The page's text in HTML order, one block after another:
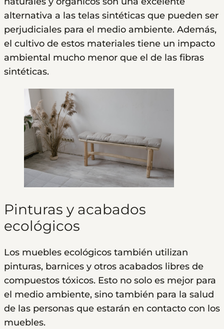
alternativa a las telas sintéticas que pueden ser
perjudiciales para el medio ambiente. Además,
el cultivo de estos materiales tiene un impacto
ambiental mucho menor que el de las fibras
sintéticas.
Pinturas y acabados
ecológicos
Los muebles ecológicos también utilizan
pinturas, barnices y otros acabados libres de
compuestos tóxicos. Esto no solo es mejor para
el medio ambiente, sino también para la salud
de las personas que estarán en contacto con los
muebles.